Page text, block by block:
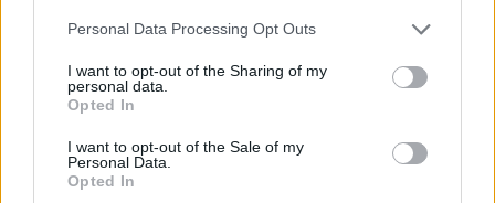
Please note that this website/app uses one or more Google
not limited to your visit or usage behaviour. You may click to
grant or deny consent to Google and its third-party tags to
use your data for below specified purposes in below Google
consent section.
Personal Data Processing Opt Outs
I want to opt-out of the Sharing of my
personal data.
Opted In
I want to opt-out of the Sale of my
Personal Data.
Opted In
Követem
HÍRADÓ #KÜLFÖLD #KOMP